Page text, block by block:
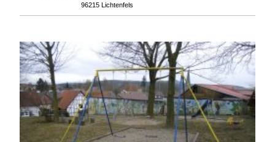
96215 Lichtenfels